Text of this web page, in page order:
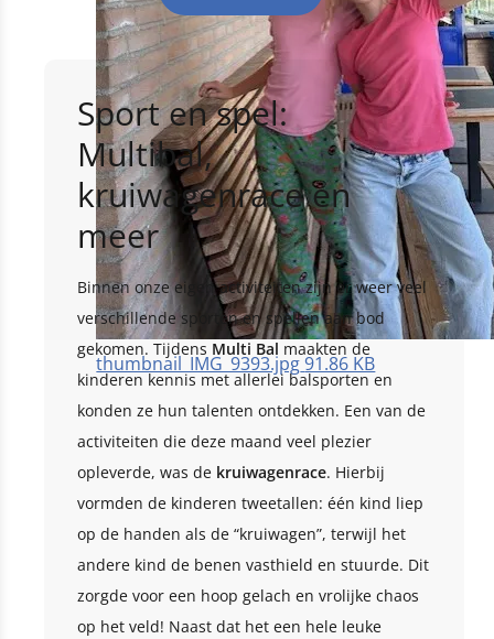
thumbnail_IMG_9393.jpg91.86 KB
Sport en spel:
Multibal,
kruiwagenrace en
meer
Binnen onze eigen activiteiten zijn er weer veel
verschillende sporten en spellen aan bod
gekomen. Tijdens Multi Bal maakten de
kinderen kennis met allerlei balsporten en
konden ze hun talenten ontdekken. Een van de
activiteiten die deze maand veel plezier
opleverde, was de kruiwagenrace. Hierbij
vormden de kinderen tweetallen: één kind liep
op de handen als de “kruiwagen”, terwijl het
andere kind de benen vasthield en stuurde. Dit
zorgde voor een hoop gelach en vrolijke chaos
op het veld! Naast dat het een hele leuke